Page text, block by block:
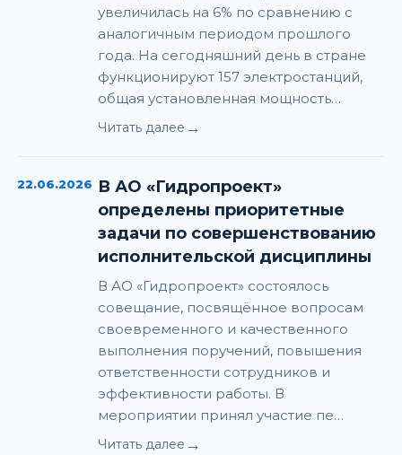
увеличилась на 6% по сравнению с
аналогичным периодом прошлого
года. На сегодняшний день в стране
функционируют 157 электростанций,
общая установленная мощность…
Читать далее →
22.06.2026 В АО «Гидропроект»
определены приоритетные
задачи по совершенствованию
исполнительской дисциплины
В АО «Гидропроект» состоялось
совещание, посвящённое вопросам
своевременного и качественного
выполнения поручений, повышения
ответственности сотрудников и
эффективности работы. В
мероприятии принял участие пе…
Читать далее →